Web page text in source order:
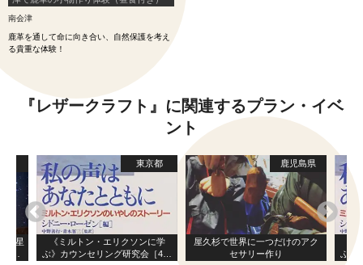
南会津
鹿革を通して命に向き合い、自然保護を考え
る貴重な体験！
『レザークラフト』に関連するプラン・イベ
ント
な星
東京都
《ミルトン・エリクソンに学
ぶ》カウンセリング研究会［4月
鹿児島県
屋久杉で世界に一つだけのアク
セサリー作り
《
ぶ》